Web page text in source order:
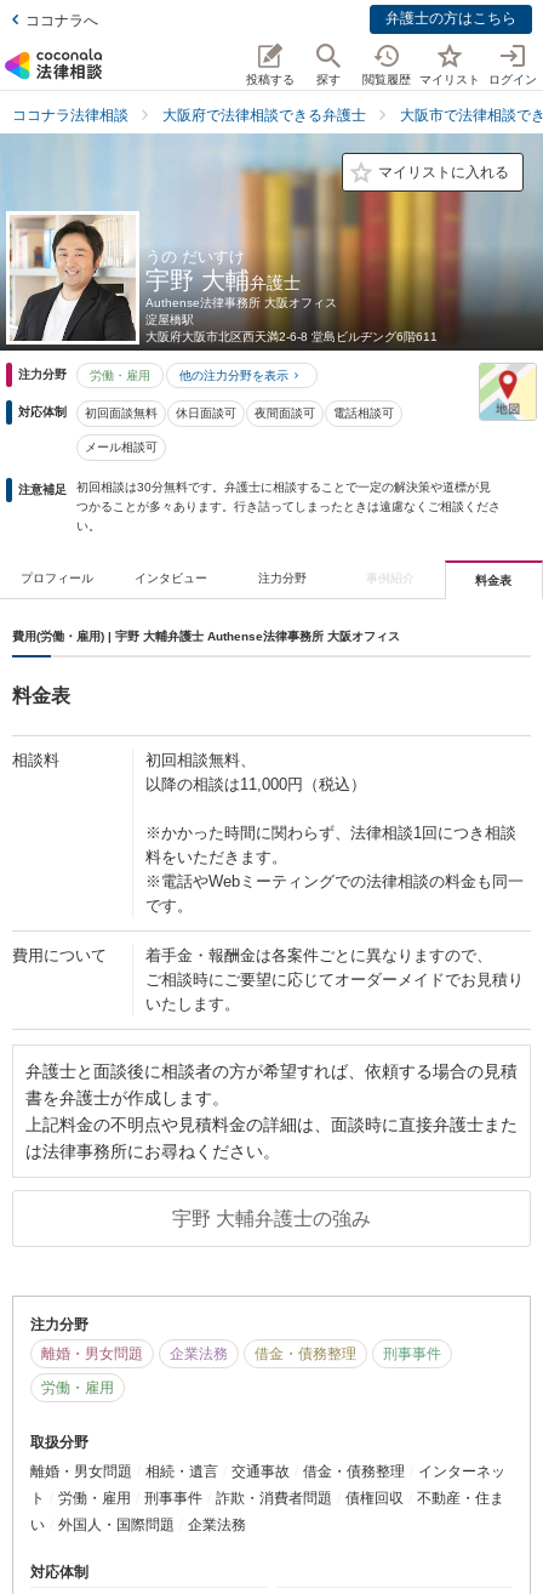
ココナラへ 弁護士の方はこちら
投稿する 探す 閲覧履歴 マイリスト ログイン
ココナラ法律相談 大阪府で法律相談できる弁護士 大阪市で法律相談で
マイリストに入れる
うの だいすけ
宇野 大輔弁護士
Authense法律事務所 大阪オフィス
淀屋橋駅
大阪府大阪市北区西天満2-6-8 堂島ビルヂング6階611
注力分野 労働・雇用 他の注力分野を表示
対応体制 初回面談無料 休日面談可 夜間面談可 電話相談可
メール相談可
注意補足
初回相談は30分無料です。弁護士に相談することで一定の解決策や道標が見
つかることが多々あります。行き詰ってしまったときは遠慮なくご相談くださ
い。
プロフィール インタビュー 注力分野 事例紹介 料金表
費用(労働・雇用) | 宇野 大輔弁護士 Authense法律事務所 大阪オフィス
料金表
相談料
初回相談無料、
以降の相談は11,000円（税込）
※かかった時間に関わらず、法律相談1回につき相談
料をいただきます。
※電話やWebミーティングでの法律相談の料金も同一
です。
費用について
着手金・報酬金は各案件ごとに異なりますので、
ご相談時にご要望に応じてオーダーメイドでお見積り
いたします。
弁護士と面談後に相談者の方が希望すれば、依頼する場合の見積
書を弁護士が作成します。
上記料金の不明点や見積料金の詳細は、面談時に直接弁護士また
は法律事務所にお尋ねください。
宇野 大輔弁護士の強み
注力分野
離婚・男女問題
企業法務 借金・債務整理
刑事事件
労働・雇用
取扱分野
離婚・男女問題
相続・遺言 交通事故 借金・債務整理
インターネッ
ト
労働・雇用 刑事事件 詐欺・消費者問題 債権回収
不動産・住ま
い
外国人・国際問題 企業法務
対応体制